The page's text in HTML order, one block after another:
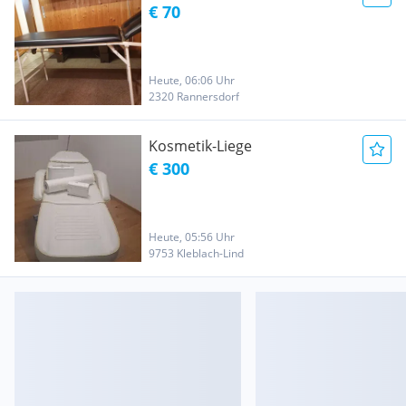
€ 70
Heute, 06:06 Uhr
2320 Rannersdorf
Kosmetik-Liege
€ 300
Heute, 05:56 Uhr
9753 Kleblach-Lind